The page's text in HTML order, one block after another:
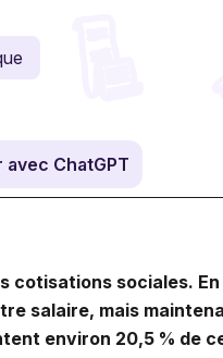
avec ChatGPT
cotisations sociales.
salaire, mais
environ 20,5 % de